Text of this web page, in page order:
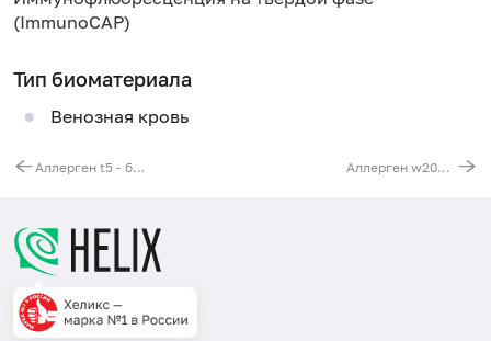
(ImmunoCAP)
Тип биоматериала
Венозная кровь
Аллерген t5 - бук, IgE (ImmunoCAP) Аллерген w204 - подсолнечник, IgE (ImmunoCAP)